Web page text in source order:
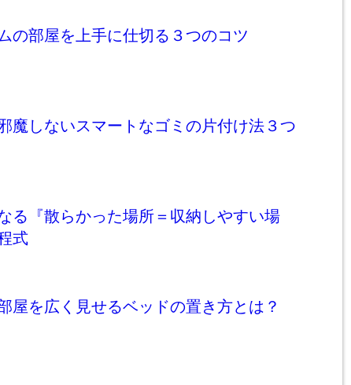
の部屋を上手に仕切る３つのコツ
魔しないスマートなゴミの片付け法３つ
る『散らかった場所＝収納しやすい場
式
屋を広く見せるベッドの置き方とは？